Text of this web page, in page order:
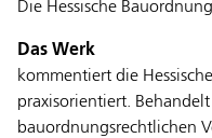
Die Hessische
Das Werk
kommentiert die
praxisorientiert.
bauordnungsrechtlichen